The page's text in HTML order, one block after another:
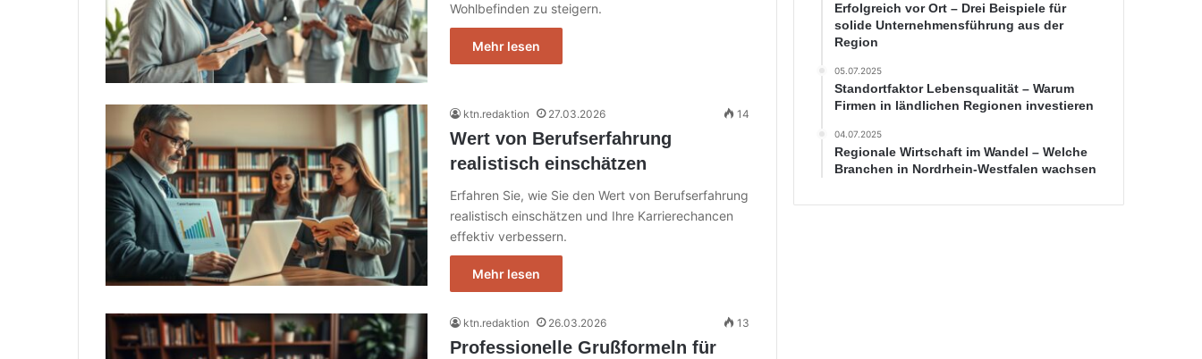
Wohlbefinden zu steigern.
Mehr lesen
ktn.redaktion 27.03.2026 14
Wert von Berufserfahrung
realistisch einschätzen
Erfahren Sie, wie Sie den Wert von Berufserfahrung
realistisch einschätzen und Ihre Karrierechancen
effektiv verbessern.
Mehr lesen
ktn.redaktion 26.03.2026 13
Professionelle Grußformeln für
Erfolgreich vor Ort – Drei Beispiele für
solide Unternehmensführung aus der
Region
05.07.2025
Standortfaktor Lebensqualität – Warum
Firmen in ländlichen Regionen investieren
04.07.2025
Regionale Wirtschaft im Wandel – Welche
Branchen in Nordrhein-Westfalen wachsen